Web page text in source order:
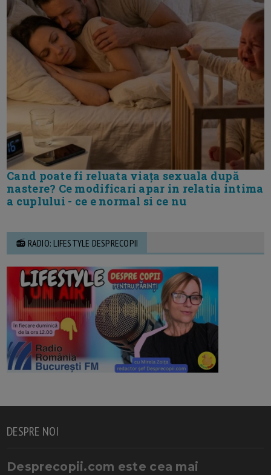
Cand poate fi reluata viața sexuala după
nastere? Ce modificari apar in relatia intima
a cuplului - ce e normal si ce nu
📻 RADIO: LIFESTYLE DESPRECOPII
DESPRE NOI
Desprecopii.com este cea mai